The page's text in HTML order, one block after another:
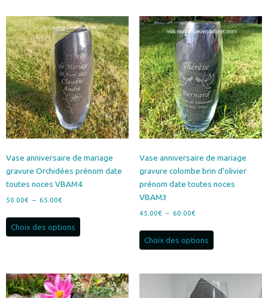
Vase anniversaire de mariage
gravure Orchidées prénom date
toutes noces VBAM4
50.00€ – 65.00€
50.00€
Choix des options
Les
options
Vase anniversaire de mariage
gravure colombe brin d’olivier
prénom date toutes noces
VBAM3
45.00€ – 60.00€Plage
45.00€
Choix des options
variations.
Les